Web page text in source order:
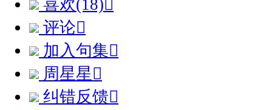
喜欢(18)
评论
加入句集
周星星
纠错反馈